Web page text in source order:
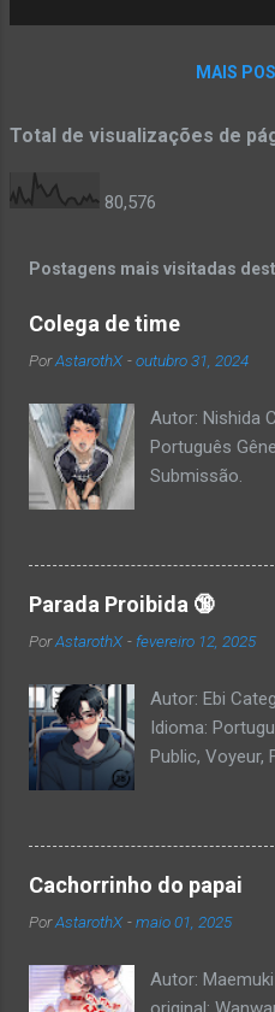
MAIS
Total de visualizações de
80,576
Postagens mais visitadas
Colega de time
PorAstarothX -outubro 31, 2024
Autor: Nishida
Português
Submissão.
Parada Proibida 🔞
PorAstarothX - fevereiro 12, 2025
Autor: Ebi
Idioma:
Public, Voyeur,
Cachorrinho do papai
PorAstarothX -maio 01, 2025
Autor: